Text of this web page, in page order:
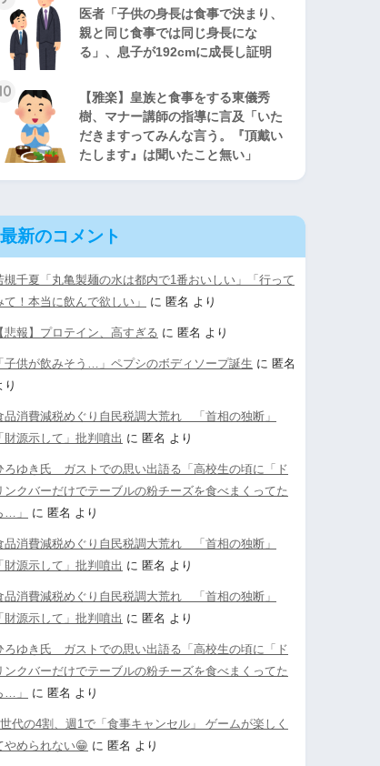
医者「子供の身長は食事で決まり、
親と同じ食事では同じ身長にな
る」、息子が192cmに成長し証明
【雅楽】皇族と食事をする東儀秀
樹、マナー講師の指導に言及「いた
だきますってみんな言う。『頂戴い
たします』は聞いたこと無い」
最新のコメント
槻千夏「丸亀製麺の水は都内で1番おいしい」「行って
て！本当に飲んで欲しい」
に 匿名 より
【悲報】プロテイン、高すぎる に 匿名 より
「子供が飲みそう…」ペプシのボディソープ誕生 に 匿名
り
品消費減税めぐり自民税調大荒れ 「首相の独断」
「財源示して」批判噴出 に 匿名 より
ろゆき氏 ガストでの思い出語る「高校生の頃に「ド
ンクバーだけでテーブルの粉チーズを食べまくってた
…」
に 匿名 より
品消費減税めぐり自民税調大荒れ 「首相の独断」
「財源示して」批判噴出 に 匿名 より
品消費減税めぐり自民税調大荒れ 「首相の独断」
「財源示して」批判噴出 に 匿名 より
ろゆき氏 ガストでの思い出語る「高校生の頃に「ド
ンクバーだけでテーブルの粉チーズを食べまくってた
…」
に 匿名 より
代の4割、週1で「食事キャンセル」 ゲームが楽しく
やめられない😁 に 匿名 より